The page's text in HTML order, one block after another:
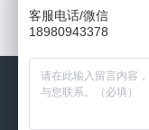
客服电话/微信
18980943378